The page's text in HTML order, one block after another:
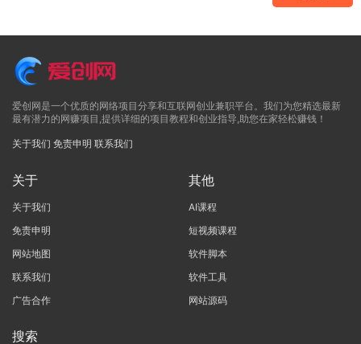
爱创网是一个优质的网络项目分享和互联网创业兼职平台。我们为您精选最新
最有潜力的网赚项目,提供详细的项目教程和创业指导,助您在家轻松赚钱！
关于我们 免责申明 联系我们
关于
关于我们
免责申明
网站地图
联系我们
广告合作
其他
AI课程
短视频课程
软件脚本
软件工具
网站源码
搜索